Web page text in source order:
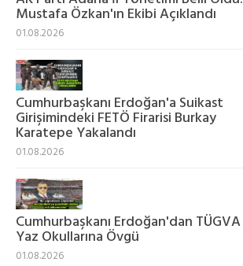
Mustafa Özkan'ın Ekibi Açıklandı
01.08.2026
Cumhurbaşkanı Erdoğan'a Suikast
Girişimindeki FETÖ Firarisi Burkay
Karatepe Yakalandı
01.08.2026
Cumhurbaşkanı Erdoğan'dan TÜGVA
Yaz Okullarına Övgü
01.08.2026